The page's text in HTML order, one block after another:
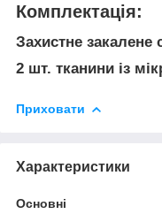
Комплектація:
Захистне закалене
2 шт. тканини із
Приховати
Характеристики
Основні